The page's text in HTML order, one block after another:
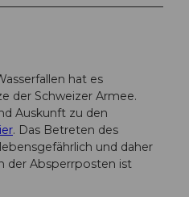
hat es
der Schweizer Armee.
Auskunft zu den
. Das Betreten des
und daher
der Absperrposten ist